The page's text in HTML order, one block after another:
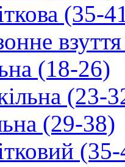
(35-
(18-26)
(23-
(29-38)